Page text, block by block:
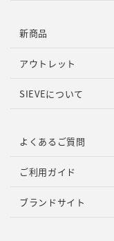
新商品
アウトレット
SIEVEについて
よくあるご質問
ご利用ガイド
ブランドサイト